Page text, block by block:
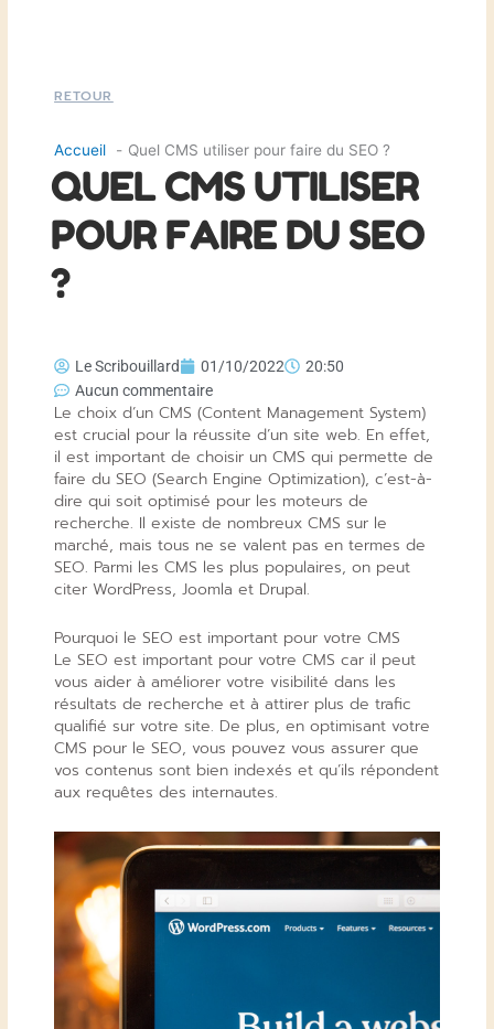
RETOUR
Accueil Quel CMS utiliser pour faire du SEO ?
QUEL CMS UTILISER
POUR FAIRE DU SEO
?
Le Scribouillard 01/10/2022
20:50
Aucun commentaire
Le choix d’un CMS (Content Management System)
est crucial pour la réussite d’un site web. En effet,
il est important de choisir un CMS qui permette de
faire du SEO (Search Engine Optimization), c’est-à-
dire qui soit optimisé pour les moteurs de
recherche. Il existe de nombreux CMS sur le
marché, mais tous ne se valent pas en termes de
SEO. Parmi les CMS les plus populaires, on peut
citer WordPress, Joomla et Drupal.
Pourquoi le SEO est important pour votre CMS
Le SEO est important pour votre CMS car il peut
vous aider à améliorer votre visibilité dans les
résultats de recherche et à attirer plus de trafic
qualifié sur votre site. De plus, en optimisant votre
CMS pour le SEO, vous pouvez vous assurer que
vos contenus sont bien indexés et qu’ils répondent
aux requêtes des internautes.